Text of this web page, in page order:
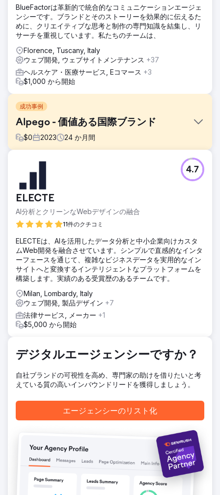
BlueFactorは革新的で統合的なコミュニケーションエージェ
ンシーです。ブランドとそのストーリーを効果的に伝えるた
めに、クリエイティブな思考と制作の専門知識を結集し、リ
サーチを重視しています。私たちのチームは、
Florence, Tuscany, Italy
ウェブ開発, ウェブサイトメンテナンス +37
ヘルスケア・医療サービス, Eコマース +3
$1,000 から開始
成功事例
Alpego - 価値ある国際ブランド
$0 2023 24 か月間
Alpego SPA は、ヴィチェンツァ県に拠点を置き、農業生産
用の機械を設計および製造する会社です。彼らが私たちに設
定した目標は、「ブランドに対する新たな認識とオンライン
での存在感の向上」です。このプロジェクトの課題は、統合
されたデジタル マーケティング戦略を通じてオンラインでの
存在感を強化し、デジタル環境におけるブランドの認知価値
を高めることです。
ソリューション
実装されたソリューションは、見知らぬ人を惹きつけ、ブラ
ンド発見の旅に同行し、最終的にはアンバサダーにすること
を可能にするインバウンド マーケティング戦略で構成されて
います。これは、マーケティングから販売、トレーニング分
野に至るまで、社内のさまざまな分野が関与する広範な分析
活動が行われた広範なプロジェクトであり、3 年間にわたっ
て開発されるように設計されています。
結果
ELECTE
AI分析とクリーンなWebデザインの融合
11件のクチコミ
4.7
ELECTEは、AIを活用したデータ分析と中小企業向けカスタ
ムWeb開発を融合させています。シンプルで直感的なインタ
ーフェースを通じて、複雑なビジネスデータを実用的なイン
サイトへと変換するインテリジェントなプラットフォームを
構築します。実績のある受賞歴のあるチームです。
Milan, Lombardy, Italy
ウェブ開発, 製品デザイン +7
法律サービス, メーカー +1
$5,000 から開始
デジタルエージェンシーですか？
自社ブランドの可視性を高め、専門家の助けを借りたいと考
えている質の高いインバウンドリードを獲得しましょう。
エージェンシーのリスト化